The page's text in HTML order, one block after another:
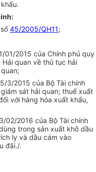
45/2005/QH11;
01/2015 của Chính phủ quy
quan về thủ tục hải
3/2015 của Bộ Tài chính
sát hải quan; thuế xuất
với hàng hóa xuất khẩu,
02/2016 của Bộ Tài chính
trong sản xuất khô dầu
ly và dầu cám vào
đãi./.